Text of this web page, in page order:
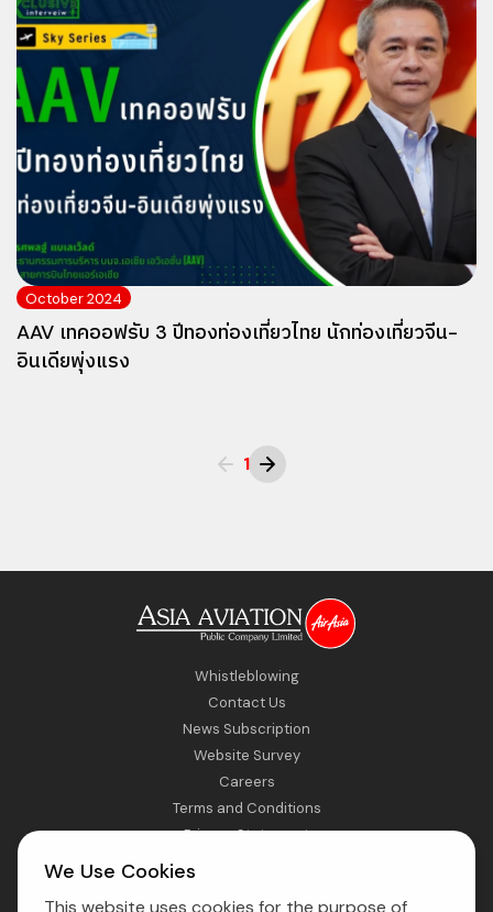
We Use Cookies
This website uses cookies for the purpose of
October 2024
AAV เทคออฟรับ 3 ปีทองท่องเที่ยวไทย นักท่องเที่ยวจีน-
อินเดียพุ่งแรง
1
Whistleblowing
Contact Us
News Subscription
Website Survey
Careers
Terms and Conditions
Privacy Statement